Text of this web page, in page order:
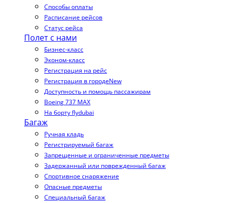
Способы оплаты
Расписание рейсов
Статус рейса
Полет с нами
Бизнес-класс
Эконом-класс
Регистрация на рейс
Регистрация в городеNew
Доступность и помощь пассажирам
Boeing 737 MAX
На борту flydubai
Багаж
Ручная кладь
Регистрируемый багаж
Запрещенные и ограниченные предметы
Задержанный или поврежденный багаж
Спортивное снаряжение
Опасные предметы
Специальный багаж